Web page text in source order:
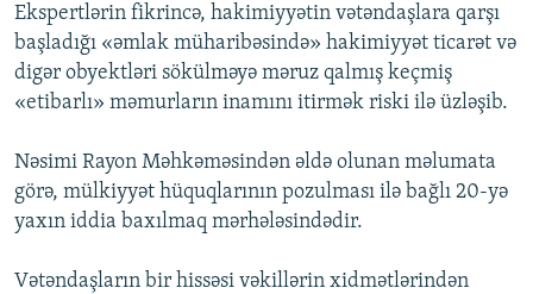
Ekspertlərin fikrincə, hakimiyyətin vətəndaşlara qarşı
başladığı «əmlak müharibəsində» hakimiyyət ticarət və
digər obyektləri sökülməyə məruz qalmış keçmiş
«etibarlı» məmurların inamını itirmək riski ilə üzləşib.
Nəsimi Rayon Məhkəməsindən əldə olunan məlumata
görə, mülkiyyət hüquqlarının pozulması ilə bağlı 20-yə
yaxın iddia baxılmaq mərhələsindədir.
Vətəndaşların bir hissəsi vəkillərin xidmətlərindən